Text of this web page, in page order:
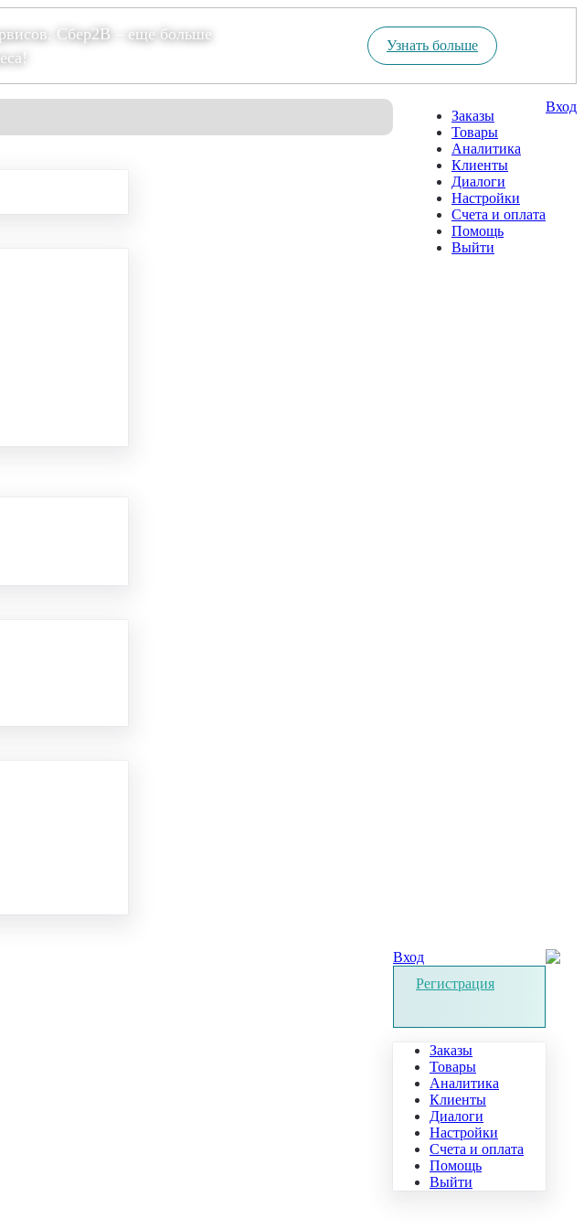
Сбер2В – еще больше
Узнать больше
Заказы
Товары
Аналитика
Клиенты
Диалоги
Настройки
Счета и оплата
Помощь
Выйти
Вход
Вход
Регистрация
Заказы
Товары
Аналитика
Клиенты
Диалоги
Настройки
Счета и оплата
Помощь
Выйти